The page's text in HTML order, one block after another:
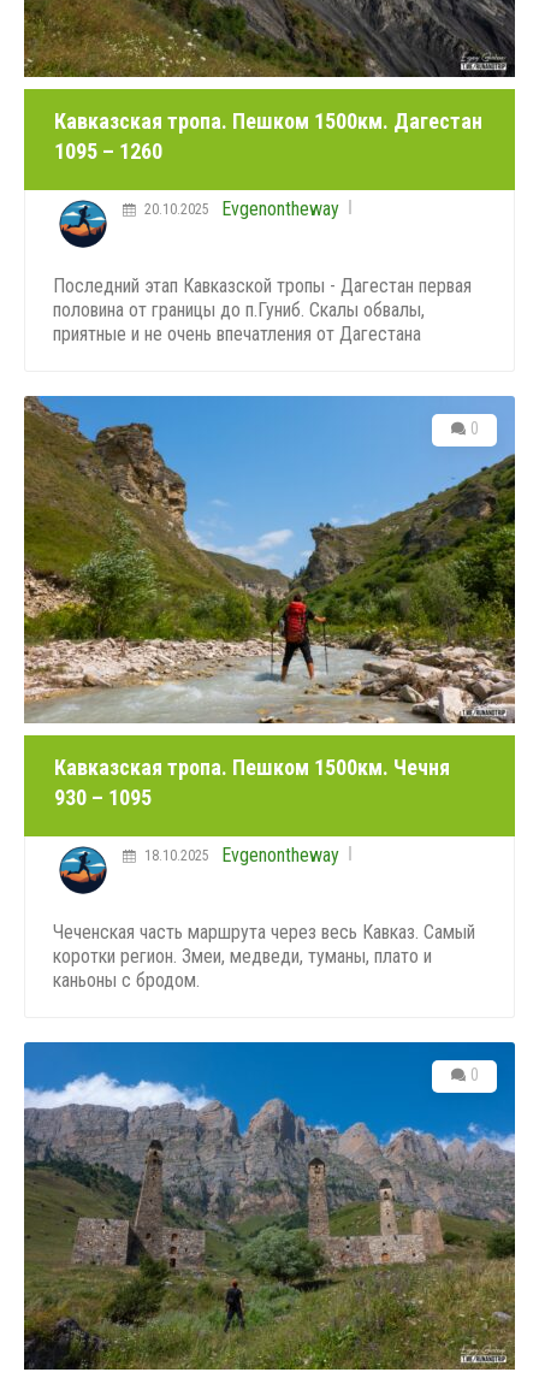
Кавказская тропа. Пешком 1500км. Дагестан
1095 – 1260
Evgenontheway
20.10.2025
Последний этап Кавказской тропы - Дагестан первая
половина от границы до п.Гуниб. Скалы обвалы,
приятные и не очень впечатления от Дагестана
0
Кавказская тропа. Пешком 1500км. Чечня
930 – 1095
Evgenontheway
18.10.2025
Чеченская часть маршрута через весь Кавказ. Самый
коротки регион. Змеи, медведи, туманы, плато и
каньоны с бродом.
0